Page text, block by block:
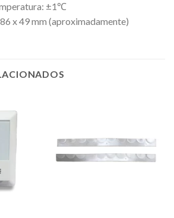
±1℃
x 49 mm (aproximadamente)